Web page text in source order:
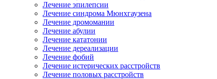
Лечение эпилепсии
Лечение синдрома Мюнхгаузена
Лечение дромомании
Лечение абулии
Лечение кататонии
Лечение дереализации
Лечение фобий
Лечение истерических расстройств
Лечение половых расстройств